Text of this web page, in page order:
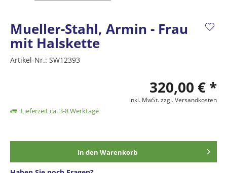
Mueller-Stahl, Armin - Frau
mit Halskette
Artikel-Nr.: SW12393
320,00 € *
inkl. MwSt.zzgl. Versandkosten
Lieferzeit ca. 3-8 Werktage
In den Warenkorb